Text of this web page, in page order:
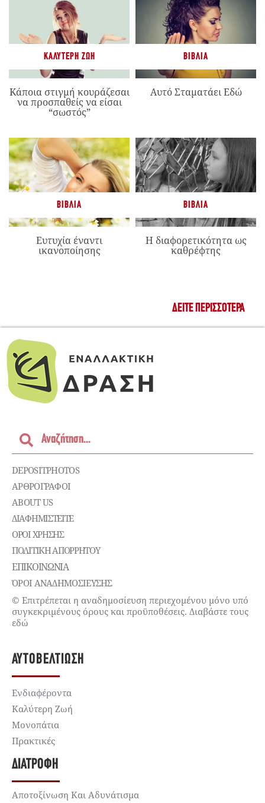
ΚΑΛΎΤΕΡΗ ΖΩΉ
Κάποια στιγμή κουράζεσαι
να προσπαθείς να είσαι
“σωστός”
ΒΙΒΛΊΑ
Αυτό Σταματάει Εδώ
ΒΙΒΛΊΑ
Ευτυχία έναντι
ικανοποίησης
ΒΙΒΛΊΑ
Η διαφορετικότητα ως
καθρέφτης
ΔΕΊΤΕ ΠΕΡΙΣΣΌΤΕΡΑ
DEPOSITPHOTOS
ΑΡΘΡΟΓΡΑΦΟΙ
ABOUT US
ΔΙΑΦΗΜΙΣΤΕΊΤΕ
ΌΡΟΙ ΧΡΉΣΗΣ
ΠΟΛΙΤΙΚΉ ΑΠΟΡΡΉΤΟΥ
ΕΠΙΚΟΙΝΩΝΊΑ
ΌΡΟΙ ΑΝΑΔΗΜΟΣΙΕΥΣΗΣ
© Επιτρέπεται η αναδημοσίευση περιεχομένου μόνο υπό
συγκεκριμένους όρους και προϋποθέσεις. Διαβάστε τους
εδώ
ΑΥΤΟΒΕΛΤΊΩΣΗ
Ενδιαφέροντα
Καλύτερη Ζωή
Μονοπάτια
Πρακτικές
ΔΙΑΤΡΟΦΉ
Αποτοξίνωση Και Αδυνάτισμα